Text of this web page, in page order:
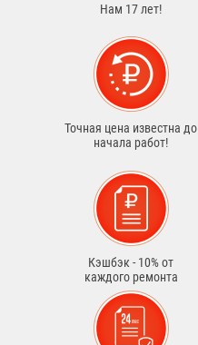
Нам 17 лет!
Точная цена известна до
начала работ!
Кэшбэк - 10% от
каждого ремонта